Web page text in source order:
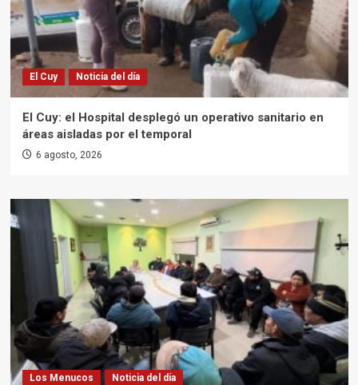
El Cuy Noticia del día
El Cuy: el Hospital desplegó un operativo sanitario en
áreas aisladas por el temporal
6 agosto, 2026
Los Menucos Noticia del día